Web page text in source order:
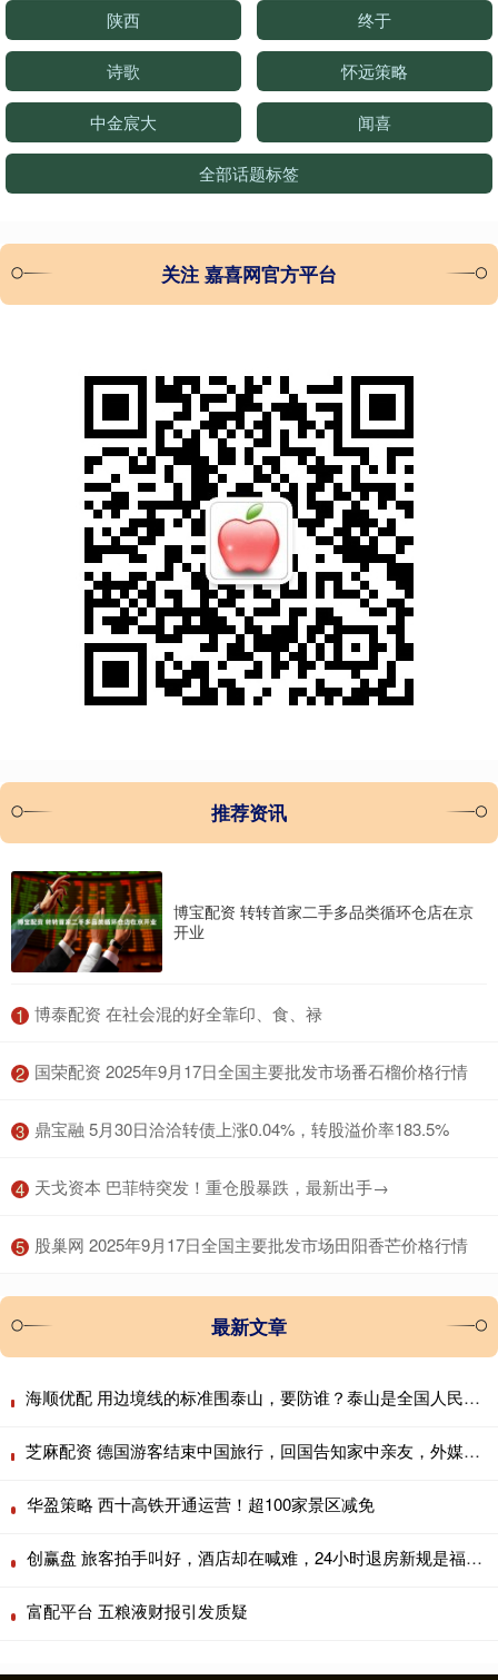
陕西 终于
诗歌 怀远策略
中金宸大 闻喜
全部话题标签
关注 嘉喜网官方平台
推荐资讯
博宝配资 转转首家二手多品类循环仓店在京
开业
1 ​博泰配资 在社会混的好全靠印、食、禄
2 ​国荣配资 2025年9月17日全国主要批发市场番石榴价格行情
3 ​鼎宝融 5月30日洽洽转债上涨0.04%，转股溢价率183.5%
4 ​天戈资本 巴菲特突发！重仓股暴跌，最新出手→
5 ​股巢网 2025年9月17日全国主要批发市场田阳香芒价格行情
最新文章
海顺优配 用边境线的标准围泰山，要防谁？泰山是全国人民的，请向西湖学习
芝麻配资 德国游客结束中国旅行，回国告知家中亲友，外媒报道与现实差距大
华盈策略 西十高铁开通运营！超100家景区减免
创赢盘 旅客拍手叫好，酒店却在喊难，24小时退房新规是福利还是陷阱
富配平台 五粮液财报引发质疑